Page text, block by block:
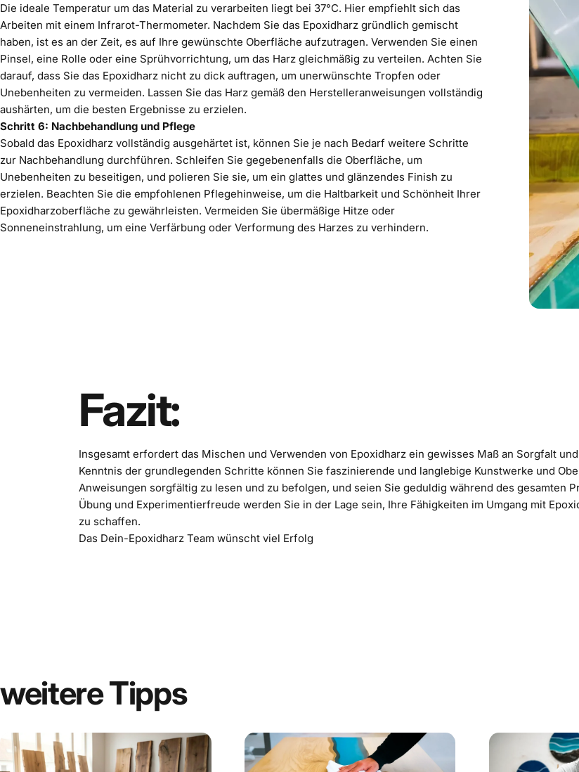
Die ideale Temperatur um das Material zu verarbeiten liegt bei 37°C. Hier empfiehlt sich das
Arbeiten mit einem Infrarot-Thermometer. Nachdem Sie das Epoxidharz gründlich gemischt
haben, ist es an der Zeit, es auf Ihre gewünschte Oberfläche aufzutragen. Verwenden Sie einen
Pinsel, eine Rolle oder eine Sprühvorrichtung, um das Harz gleichmäßig zu verteilen. Achten Sie
darauf, dass Sie das Epoxidharz nicht zu dick auftragen, um unerwünschte Tropfen oder
Unebenheiten zu vermeiden. Lassen Sie das Harz gemäß den Herstelleranweisungen vollständig
aushärten, um die besten Ergebnisse zu erzielen.
Schritt 6: Nachbehandlung und Pflege
Sobald das Epoxidharz vollständig ausgehärtet ist, können Sie je nach Bedarf weitere Schritte
zur Nachbehandlung durchführen. Schleifen Sie gegebenenfalls die Oberfläche, um
Unebenheiten zu beseitigen, und polieren Sie sie, um ein glattes und glänzendes Finish zu
erzielen. Beachten Sie die empfohlenen Pflegehinweise, um die Haltbarkeit und Schönheit Ihrer
Epoxidharzoberfläche zu gewährleisten. Vermeiden Sie übermäßige Hitze oder
Sonneneinstrahlung, um eine Verfärbung oder Verformung des Harzes zu verhindern.
Fazit:
Insgesamt erfordert das Mischen und Verwenden von Epoxidharz ein gewisses Maß an Sorgfalt
Kenntnis der grundlegenden Schritte können Sie faszinierende und langlebige Kunstwerke und
Anweisungen sorgfältig zu lesen und zu befolgen, und seien Sie geduldig während des gesamten
Übung und Experimentierfreude werden Sie in der Lage sein, Ihre Fähigkeiten im Umgang mit
zu schaffen.
Das Dein-Epoxidharz Team wünscht viel Erfolg
weitereTipps